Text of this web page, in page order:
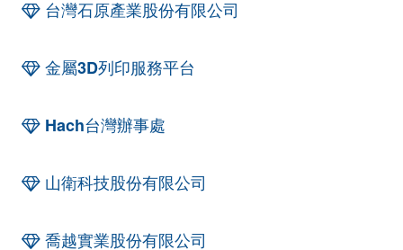
台灣石原產業股份有限公司
金屬3D列印服務平台
Hach台灣辦事處
山衛科技股份有限公司
喬越實業股份有限公司